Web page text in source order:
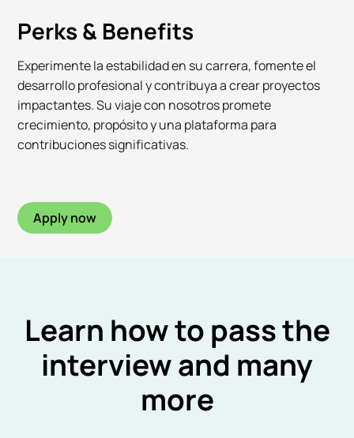
Perks & Benefits
Experimente la estabilidad en su carrera, fomente el
desarrollo profesional y contribuya a crear proyectos
impactantes. Su viaje con nosotros promete
crecimiento, propósito y una plataforma para
contribuciones significativas.
Apply now
Learn how to pass the
interview and many
more